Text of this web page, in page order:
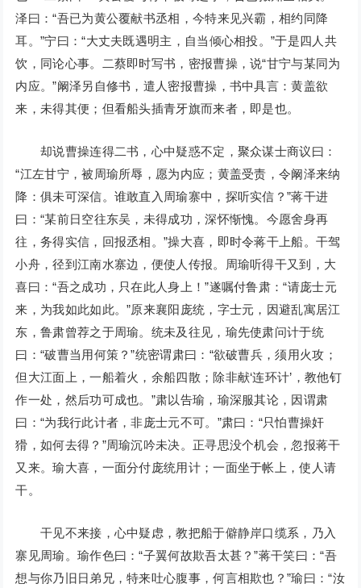
泽曰：“吾已为黄公覆献书丞相，今特来见兴霸，相约同降
耳。”宁曰：“大丈夫既遇明主，自当倾心相投。”于是四人共
饮，同论心事。二蔡即时写书，密报曹操，说“甘宁与某同为
内应。”阚泽另自修书，遣人密报曹操，书中具言：黄盖欲
来，未得其便；但看船头插青牙旗而来者，即是也。
却说曹操连得二书，心中疑惑不定，聚众谋士商议曰：
“江左甘宁，被周瑜所辱，愿为内应；黄盖受责，令阚泽来纳
降：俱未可深信。谁敢直入周瑜寨中，探听实信？”蒋干进
曰：“某前日空往东吴，未得成功，深怀惭愧。今愿舍身再
往，务得实信，回报丞相。”操大喜，即时令蒋干上船。干驾
小舟，径到江南水寨边，便使人传报。周瑜听得干又到，大
喜曰：“吾之成功，只在此人身上！”遂嘱付鲁肃：“请庞士元
来，为我如此如此。”原来襄阳庞统，字士元，因避乱寓居江
东，鲁肃曾荐之于周瑜。统未及往见，瑜先使肃问计于统
曰：“破曹当用何策？”统密谓肃曰：“欲破曹兵，须用火攻；
但大江面上，一船着火，余船四散；除非献‘连环计’，教他钉
作一处，然后功可成也。”肃以告瑜，瑜深服其论，因谓肃
曰：“为我行此计者，非庞士元不可。”肃曰：“只怕曹操奸
猾，如何去得？”周瑜沉吟未决。正寻思没个机会，忽报蒋干
又来。瑜大喜，一面分付庞统用计；一面坐于帐上，使人请
干。
干见不来接，心中疑虑，教把船于僻静岸口缆系，乃入
寨见周瑜。瑜作色曰：“子翼何故欺吾太甚？”蒋干笑曰：“吾
想与你乃旧日弟兄，特来吐心腹事，何言相欺也？”瑜曰：“汝